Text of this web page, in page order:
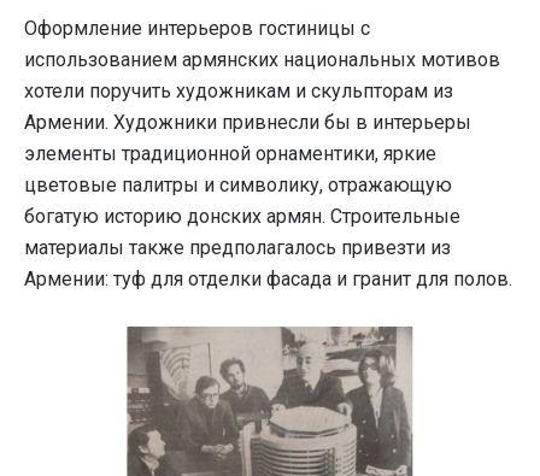
Оформление интерьеров гостиницы с
использованием армянских национальных мотивов
хотели поручить художникам и скульпторам из
Армении. Художники привнесли бы в интерьеры
элементы традиционной орнаментики, яркие
цветовые палитры и символику, отражающую
богатую историю донских армян. Строительные
материалы также предполагалось привезти из
Армении: туф для отделки фасада и гранит для полов.